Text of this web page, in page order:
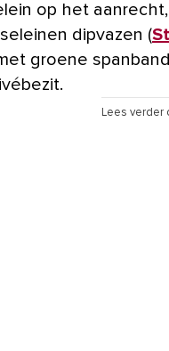
op het
dipvazen (
groene
Lees verder